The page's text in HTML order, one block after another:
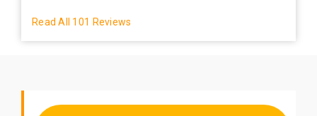
Read All 101 Reviews